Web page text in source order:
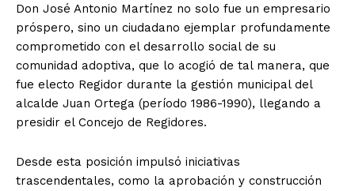
​Don José Antonio Martínez no solo fue un empresario
próspero, sino un ciudadano ejemplar profundamente
comprometido con el desarrollo social de su
comunidad adoptiva, que lo acogió de tal manera, que
fue electo Regidor durante la gestión municipal del
alcalde Juan Ortega (período 1986-1990), llegando a
presidir el Concejo de Regidores.
Desde esta posición impulsó iniciativas
trascendentales, como la aprobación y construcción